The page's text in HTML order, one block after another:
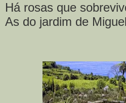
Há rosas que
As do jardim de